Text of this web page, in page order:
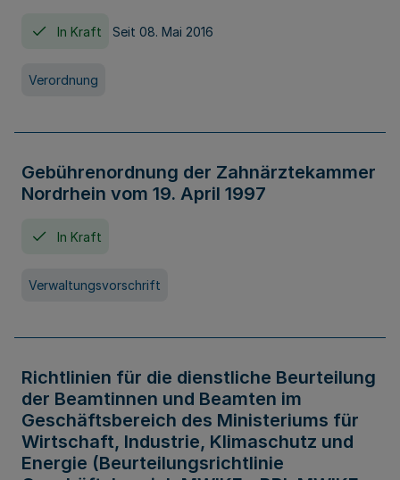
In Kraft Seit 08. Mai 2016
Verordnung
Gebührenordnung der Zahnärztekammer
Nordrhein vom 19. April 1997
In Kraft
Verwaltungsvorschrift
Richtlinien für die dienstliche Beurteilung
der Beamtinnen und Beamten im
Geschäftsbereich des Ministeriums für
Wirtschaft, Industrie, Klimaschutz und
Energie (Beurteilungsrichtlinie